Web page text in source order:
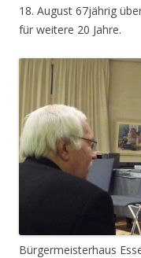
18. August 67jährig
für weitere 20 Jahre.
Bürgermeisterhaus